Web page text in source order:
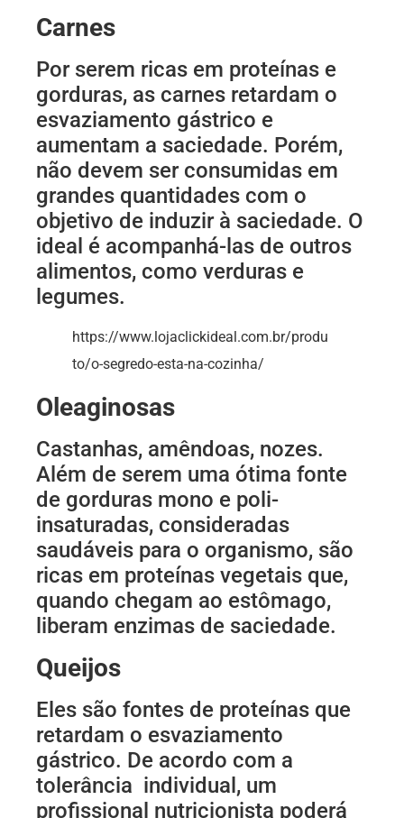
Carnes
Por serem ricas em proteínas e
gorduras, as carnes retardam o
esvaziamento gástrico e
aumentam a saciedade. Porém,
não devem ser consumidas em
grandes quantidades com o
objetivo de induzir à saciedade. O
ideal é acompanhá-las de outros
alimentos, como verduras e
legumes.
https://www.lojaclickideal.com.br/produ
to/o-segredo-esta-na-cozinha/
Oleaginosas
Castanhas, amêndoas, nozes.
Além de serem uma ótima fonte
de gorduras mono e poli-
insaturadas, consideradas
saudáveis para o organismo, são
ricas em proteínas vegetais que,
quando chegam ao estômago,
liberam enzimas de saciedade.
Queijos
Eles são fontes de proteínas que
retardam o esvaziamento
gástrico. De acordo com a
tolerância individual, um
profissional nutricionista poderá